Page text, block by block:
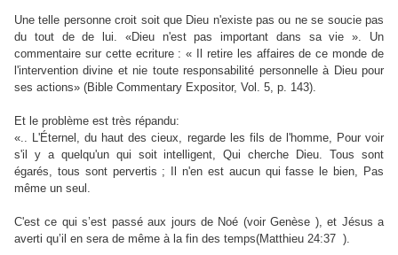
Une telle personne croit soit que Dieu n'existe pas ou ne se soucie pas
du tout de de lui. «Dieu n'est pas important dans sa vie ». Un
commentaire sur cette ecriture : « Il retire les affaires de ce monde de
l'intervention divine et nie toute responsabilité personnelle à Dieu pour
ses actions» (Bible Commentary Expositor, Vol. 5, p. 143).
Et le problème est très répandu:
«.. L'Éternel, du haut des cieux, regarde les fils de l'homme, Pour voir
s'il y a quelqu'un qui soit intelligent, Qui cherche Dieu. Tous sont
égarés, tous sont pervertis ; Il n'en est aucun qui fasse le bien, Pas
même un seul.
C'est ce qui s’est passé aux jours de Noé (voir Genèse ), et Jésus a
averti qu’il en sera de même à la fin des temps(Matthieu 24:37 ).